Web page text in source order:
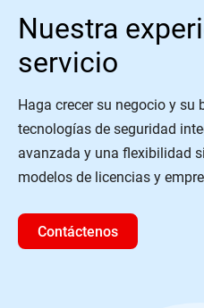
Nuestra
servicio
Haga crecer su negocio y su
tecnologías de seguridad
avanzada y una flexibilidad
modelos de licencias y
Contáctenos